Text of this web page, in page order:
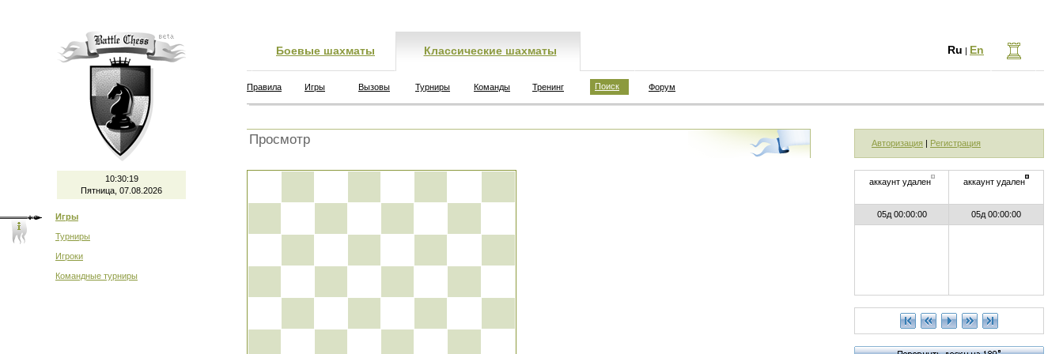
10:30:19
Пятница, 07.08.2026
Игры
Турниры
Игроки
Командные турниры
Боевые шахматы Классические шахматы Ru | En
Правила Игры Вызовы Турниры Команды Тренинг Поиск Форум
Просмотр Авторизация | Регистрация
аккаунт удален аккаунт удален
05д 00:00:00 05д 00:00:00